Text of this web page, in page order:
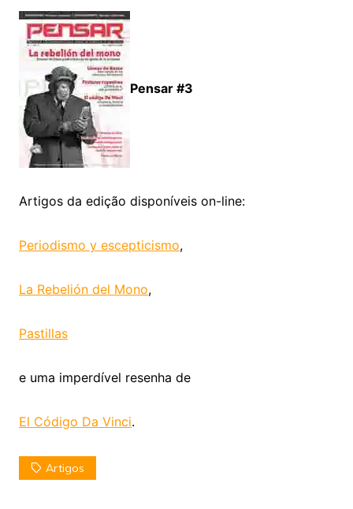
Pensar #3
Artigos da edição disponíveis on-line:
Periodismo y escepticismo,
La Rebelión del Mono,
Pastillas
e uma imperdível resenha de
El Código Da Vinci.
Artigos